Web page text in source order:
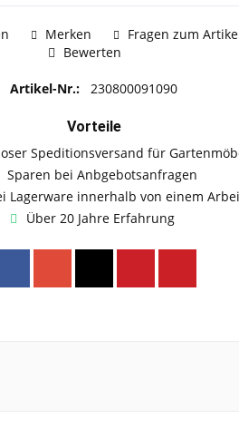
Merken
Fragen zum
Bewerten
Artikel-Nr.: 230800091090
Vorteile
Speditionsversand für
Sparen bei Anbgebotsanfragen
Lagerware innerhalb von einem
Über 20 Jahre Erfahrung